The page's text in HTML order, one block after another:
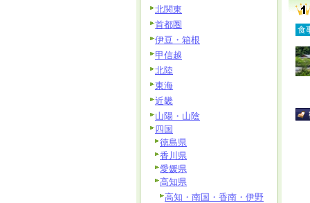
食
北関東
首都圏
伊豆・箱根
甲信越
北陸
東海
近畿
山陽・山陰
四国
徳島県
香川県
愛媛県
高知県
高知・南国・香南・伊野